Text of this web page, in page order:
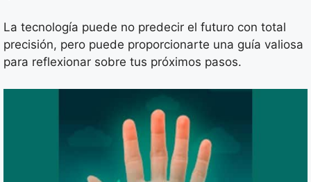
La tecnología puede no predecir el futuro con total
precisión, pero puede proporcionarte una guía valiosa
para reflexionar sobre tus próximos pasos.